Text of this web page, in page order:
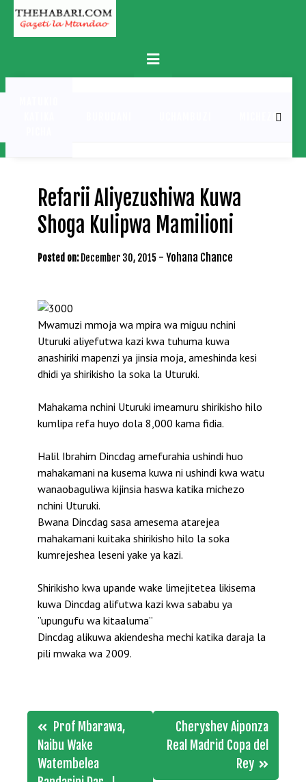
Skip
content
Primary
Menu
MICHEZO
Refarii Aliyezushiwa Kuwa
Shoga Kulipwa Mamilioni
Posted on: December 30, 2015 - Yohana Chance
Mwamuzi mmoja wa mpira wa miguu nchini
Uturuki aliyefutwa kazi kwa tuhuma kuwa
anashiriki mapenzi ya jinsia moja, ameshinda kesi
dhidi ya shirikisho la soka la Uturuki.
Mahakama nchini Uturuki imeamuru shirikisho hilo
kumlipa refa huyo dola 8,000 kama fidia.
Halil Ibrahim Dincdag amefurahia ushindi huo
mahakamani na kusema kuwa ni ushindi kwa watu
wanaobaguliwa kijinsia haswa katika michezo
nchini Uturuki.
Bwana Dincdag sasa amesema atarejea
mahakamani kuitaka shirikisho hilo la soka
kumrejeshea leseni yake ya kazi.
Shirikisho kwa upande wake limejitetea likisema
kuwa Dincdag alifutwa kazi kwa sababu ya
”upungufu wa kitaaluma”
Dincdag alikuwa akiendesha mechi katika daraja la
pili mwaka wa 2009.
Post
navigation
Prof Mbarawa,
Naibu Wake
Watembelea
Cheryshev Aiponza
Real Madrid Copa del
Rey